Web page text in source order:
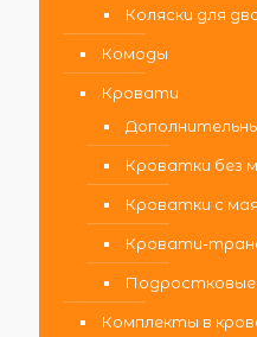
Коляски для
Комоды
Кровати
Кроватки без
Кроватки с
Кровати-
Комплекты в